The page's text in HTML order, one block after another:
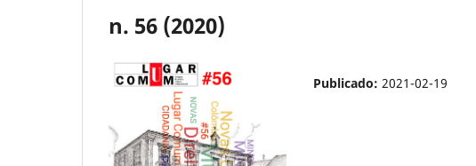
n. 56 (2020)
Publicado: 2021-02-19